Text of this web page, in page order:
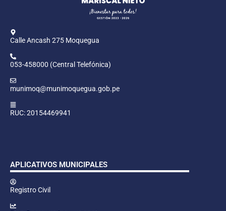
Calle Ancash 275 Moquegua
053-458000 (Central Telefónica)
munimoq@munimoquegua.gob.pe
RUC: 20154469941
APLICATIVOS MUNICIPALES
Registro Civil